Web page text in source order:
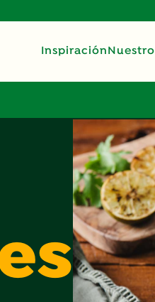
Inspiración